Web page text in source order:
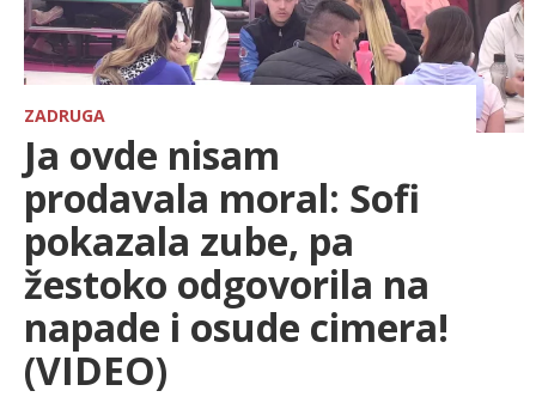
SHOWBIZ
HRONIKA
FARMERI
SPORT
LIFESTYLE
ZADRUGA
Ja ovde nisam
prodavala moral: Sofi
pokazala zube, pa
žestoko odgovorila na
napade i osude cimera!
(VIDEO)